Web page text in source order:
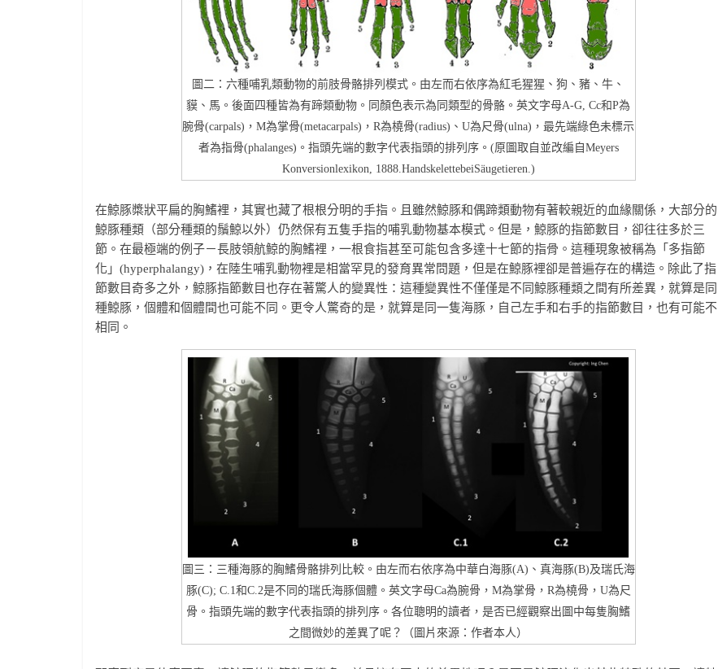
圖二：六種哺乳類動物的前肢骨骼排列模式。由左而右依序為紅毛猩猩、狗、豬、牛、
貘、馬。後面四種皆為有蹄類動物。同顏色表示為同類型的骨骼。英文字母A-G, Cc和P為
腕骨(carpals)，M為掌骨(metacarpals)，R為橈骨(radius)、U為尺骨(ulna)，最先端綠色未標示
者為指骨(phalanges)。指頭先端的數字代表指頭的排列序。(原圖取自並改編自Meyers
Konversionlexikon, 1888.HandskelettebeiSäugetieren.)
在鯨豚槳狀平扁的胸鰭裡，其實也藏了根根分明的手指。且雖然鯨豚和偶蹄類動物有著較親近的血緣關係，大部分的
鯨豚種類（部分種類的鬚鯨以外）仍然保有五隻手指的哺乳動物基本模式。但是，鯨豚的指節數目，卻往往多於三
節。在最極端的例子－長肢領航鯨的胸鰭裡，一根食指甚至可能包含多達十七節的指骨。這種現象被稱為「多指節
化」(hyperphalangy)，在陸生哺乳動物裡是相當罕見的發育異常問題，但是在鯨豚裡卻是普遍存在的構造。除此了指
節數目奇多之外，鯨豚指節數目也存在著驚人的變異性：這種變異性不僅僅是不同鯨豚種類之間有所差異，就算是同
種鯨豚，個體和個體間也可能不同。更令人驚奇的是，就算是同一隻海豚，自己左手和右手的指節數目，也有可能不
相同。
圖三：三種海豚的胸鰭骨骼排列比較。由左而右依序為中華白海豚(A)、真海豚(B)及瑞氏海
豚(C); C.1和C.2是不同的瑞氏海豚個體。英文字母Ca為腕骨，M為掌骨，R為橈骨，U為尺
骨。指頭先端的數字代表指頭的排列序。各位聰明的讀者，是否已經觀察出圖中每隻胸鰭
之間微妙的差異了呢？（圖片來源：作者本人）